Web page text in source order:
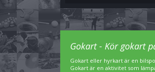
Gokart - Kör gokart
Gokart eller hyrkart är en
Gokart är en aktivitet som